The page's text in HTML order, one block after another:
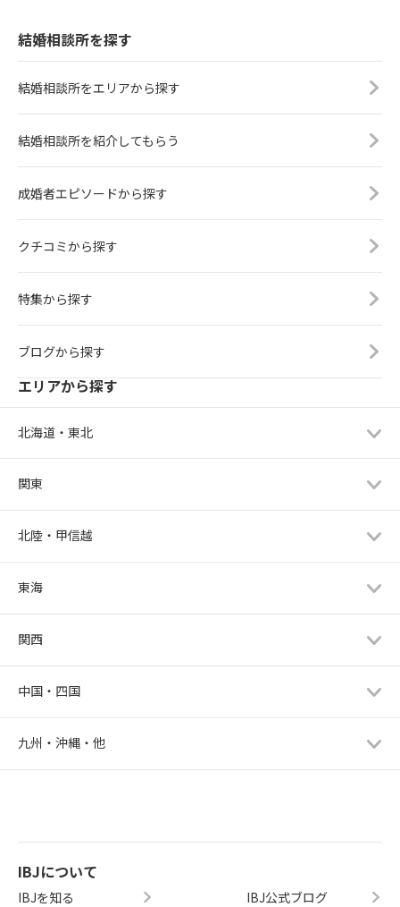
結婚相談所を探す
結婚相談所をエリアから探す
結婚相談所を紹介してもらう
成婚者エピソードから探す
クチコミから探す
特集から探す
ブログから探す
エリアから探す
北海道・東北
関東
北陸・甲信越
東海
関西
中国・四国
九州・沖縄・他
IBJについて
IBJを知る IBJ公式ブログ